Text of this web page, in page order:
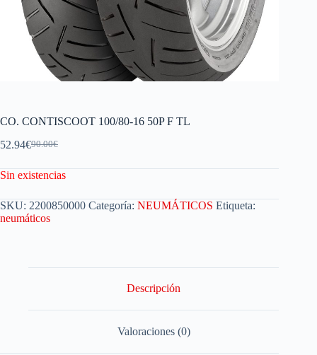
CO. CONTISCOOT 100/80-16 50P F TL
90.00€
52.94€
Sin existencias
SKU: 2200850000 Categoría: NEUMÁTICOS Etiqueta:
neumáticos
Descripción
Valoraciones (0)